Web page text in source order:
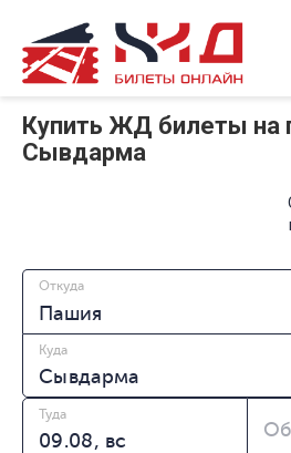
Купить ЖД билеты на
Сывдарма
Откуда
Куда
Туда